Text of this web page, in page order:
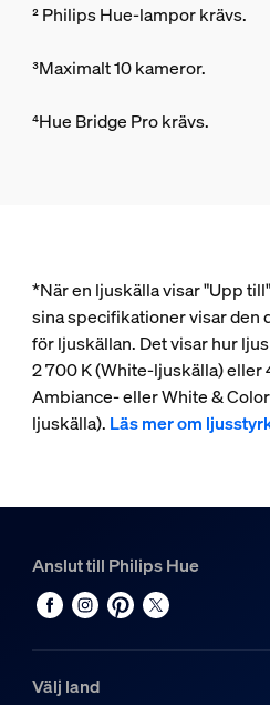
² Philips Hue-lampor krävs.
³Maximalt 10 kameror.
⁴Hue Bridge Pro krävs.
*När en ljuskälla visar "Upp
sina specifikationer visar den
för ljuskällan. Det visar hur
2 700 K (White-ljuskälla) eller
Ambiance- eller White &
ljuskälla). Läs mer om
Anslut till Philips Hue
Välj land